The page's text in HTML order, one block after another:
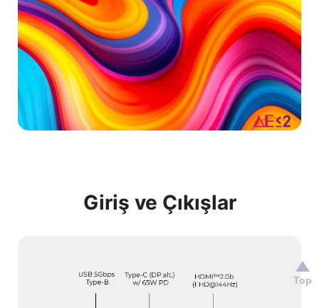
Giriş ve Çıkışlar
Top